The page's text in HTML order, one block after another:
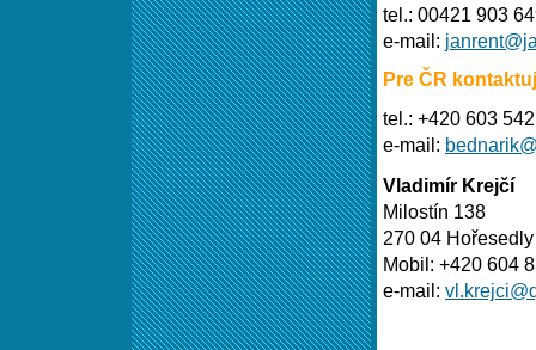
tel.: 00421 903
e-mail:
Pre ČR
tel.: +420 603
e-mail:
Vladimír Krejčí
Milostín 138
270 04 Hořesedly
Mobil: +420 604
e-mail: